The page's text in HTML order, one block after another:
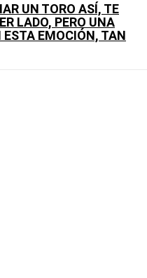
UN TORO ASÍ, TE
LADO, PERO UNA
ESTA EMOCIÓN, TAN